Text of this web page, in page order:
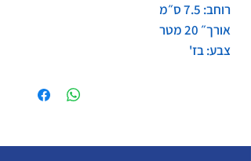
רוחב: 7.5 ס״מ
אורך״ 20 מטר
צבע: בז'